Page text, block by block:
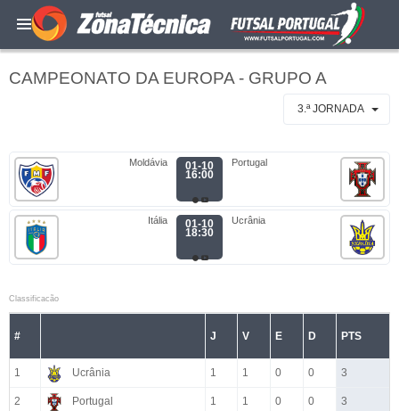
CAMPEONATO DA EUROPA - GRUPO A
3.ª JORNADA
Moldávia 01-10
16:00
Portugal
Itália 01-10
18:30
Ucrânia
Classificacão
# J V E D PTS
1 Ucrânia 1 1 0 0 3
2 Portugal 1 1 0 0 3